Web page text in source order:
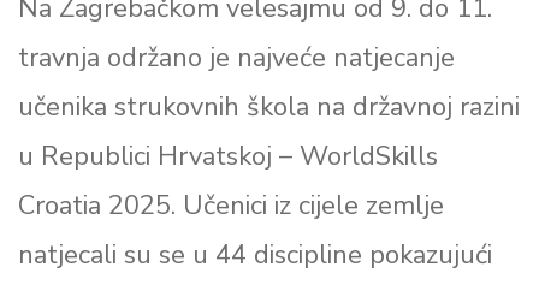
Na Zagrebačkom velesajmu od 9. do 11.
travnja održano je najveće natjecanje
učenika strukovnih škola na državnoj razini
u Republici Hrvatskoj – WorldSkills
Croatia 2025. Učenici iz cijele zemlje
natjecali su se u 44 discipline pokazujući